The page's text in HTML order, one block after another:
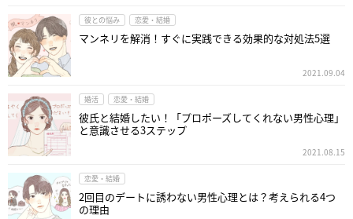
彼との悩み 恋愛・結婚
マンネリを解消！すぐに実践できる効果的な対処法5選
2021.09.04
婚活 恋愛・結婚
彼氏と結婚したい！「プロポーズしてくれない男性心理」
と意識させる3ステップ
2021.08.15
恋愛・結婚
2回目のデートに誘わない男性心理とは？考えられる4つ
の理由